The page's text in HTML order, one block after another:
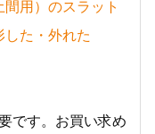
用）のスラット
した・外れた
です。お買い求め